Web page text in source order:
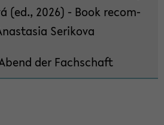
(ed., 2026) - Book re­com­
Se­ri­ko­va
der Fach­schaft